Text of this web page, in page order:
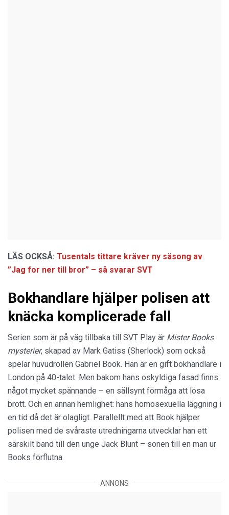
LÄS OCKSÅ: Tusentals tittare kräver ny säsong av
”Jag for ner till bror” – så svarar SVT
Bokhandlare hjälper polisen att
knäcka komplicerade fall
Serien som är på väg tillbaka till SVT Play är Mister Books
mysterier, skapad av Mark Gatiss (Sherlock) som också
spelar huvudrollen Gabriel Book. Han är en gift bokhandlare i
London på 40-talet. Men bakom hans oskyldiga fasad finns
något mycket spännande – en sällsynt förmåga att lösa
brott. Och en annan hemlighet: hans homosexuella läggning i
en tid då det är olagligt. Parallellt med att Book hjälper
polisen med de svåraste utredningarna utvecklar han ett
särskilt band till den unge Jack Blunt – sonen till en man ur
Books förflutna.
ANNONS